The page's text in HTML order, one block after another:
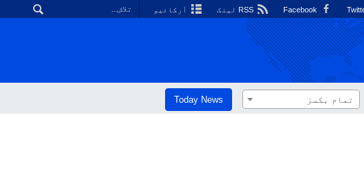
آرکائیو
تمام بکسز Today News